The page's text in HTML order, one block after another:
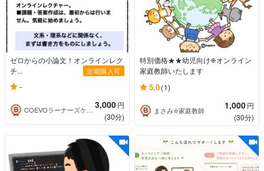
ゼロからの小論文！オンラインレク
チ...
定期購入可
-
COEVOラーナーズケア・ステーション 3,000円
(30分)
特別価格★★幼児向け❈オンライン
家庭教師いたします
5.0(1)
まさみ✮家庭教師 1,000円
(30分)